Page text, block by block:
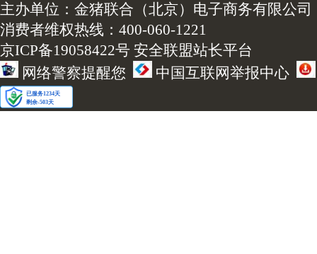
主办单位：金猪联合（北京）电子商务有限公司
消费者维权热线：400-060-1221
京ICP备19058422号 安全联盟站长平台
网络警察提醒您
中国互联网举报中心